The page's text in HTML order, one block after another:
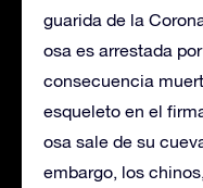
guarida de la
osa es arrestada
consecuencia
esqueleto en el
osa sale de su
embargo, los